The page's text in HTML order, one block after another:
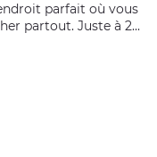
parfait où vous
partout. Juste à 2...